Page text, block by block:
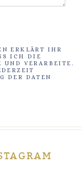
ERKLÄRT IHR
ICH DIE
UND VERARBEITE.
DER DATEN